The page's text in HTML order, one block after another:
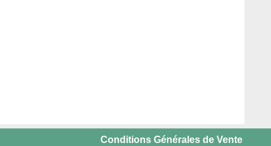
Conditions Générales de Vente